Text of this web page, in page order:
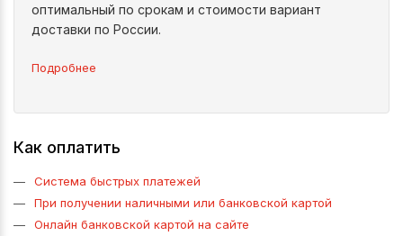
оптимальный по срокам и стоимости вариант
доставки по России.
Подробнее
Как оплатить
Система быстрых платежей
При получении наличными или банковской картой
Онлайн банковской картой на сайте